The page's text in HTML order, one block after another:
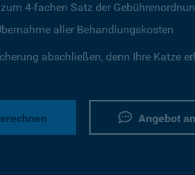
4-fachen Satz der
aller Behandlungskosten
abschließen, denn Ihre Katze
Angebot